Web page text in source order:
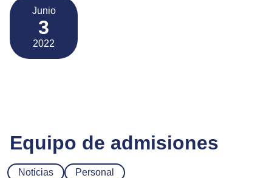
Junio
3
2022
Equipo de admisiones
Noticias Personal